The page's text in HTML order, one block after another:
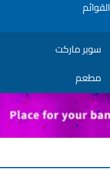
القوائم
سوبر ماركت
مطعم